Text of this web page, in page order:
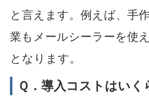
と言えます。例えば、手
業もメールシーラーを使
となります。
Ｑ．導入コストはい